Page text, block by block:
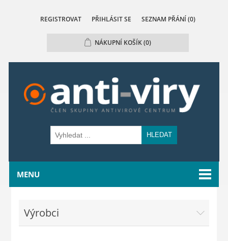
REGISTROVAT PŘIHLÁSIT SE SEZNAM PŘÁNÍ (0)
NÁKUPNÍ KOŠÍK(0)
HLEDAT
MENU
Výrobci